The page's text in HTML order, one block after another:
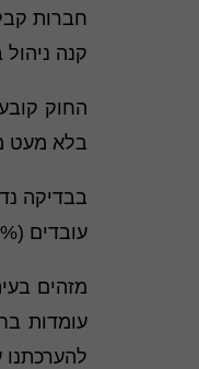
חברות קבלן
קנה
בלא מעט מקרים עובדים
עובדים (55%) לא שולמו שעות נוספות ברמה השבועית. הפער הממוצע הוא כ-140 שקל לעובד לחודש.
להערכתנו על כ-7.7 מיליון שקל בחודש". בחברה מציינים שכאשר הם מגלים את